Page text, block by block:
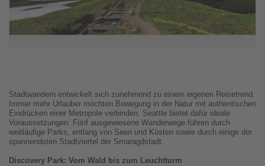
Stadtwandern entwickelt sich zunehmend zu einem eigenen Reisetrend.
Immer mehr Urlauber möchten Bewegung in der Natur mit authentischen
Eindrücken einer Metropole verbinden. Seattle bietet dafür ideale
Voraussetzungen: Fünf ausgewiesene Wanderwege führen durch
weitläufige Parks, entlang von Seen und Küsten sowie durch einige der
spannendsten Stadtviertel der Smaragdstadt.
Discovery Park: Vom Wald bis zum Leuchtturm